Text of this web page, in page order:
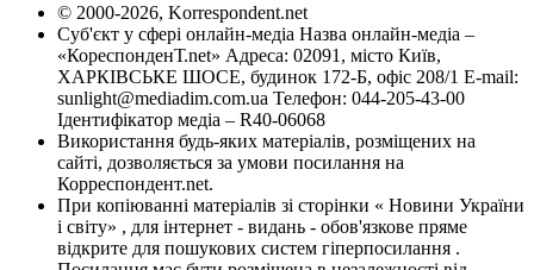
© 2000-2026, Korrespondent.net
Суб'єкт у сфері онлайн-медіа Назва онлайн-медіа –
«КореспонденТ.net» Адреса: 02091, місто Київ,
ХАРКІВСЬКЕ ШОСЕ, будинок 172-Б, офіс 208/1 E-mail:
sunlight@mediadim.com.ua Телефон: 044-205-43-00
Ідентифікатор медіа – R40-06068
Використання будь-яких матеріалів, розміщених на
сайті, дозволяється за умови посилання на
Корреспондент.net.
При копіюванні матеріалів зі сторінки « Новини України
і світу» , для інтернет - видань - обов'язкове пряме
відкрите для пошукових систем гіперпосилання .